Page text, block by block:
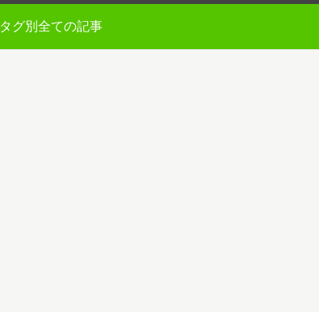
タグ別全ての記事